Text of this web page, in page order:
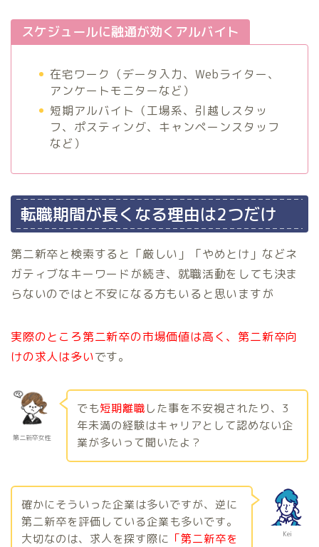
スケジュールに融通が効くアルバイト
在宅ワーク（データ入力、Webライター、
アンケートモニターなど）
短期アルバイト（工場系、引越しスタッ
フ、ポスティング、キャンペーンスタッフ
など）
転職期間が長くなる理由は2つだけ
第二新卒と検索すると「厳しい」「やめとけ」などネ
ガティブなキーワードが続き、就職活動をしても決ま
らないのではと不安になる方もいると思いますが
実際のところ第二新卒の市場価値は高く、第二新卒向
けの求人は多いです。
第二新卒女性
でも短期離職した事を不安視されたり、3
年未満の経験はキャリアとして認めない企
業が多いって聞いたよ？
Kei
確かにそういった企業は多いですが、逆に
第二新卒を評価している企業も多いです。
大切なのは、求人を探す際に 「第二新卒を